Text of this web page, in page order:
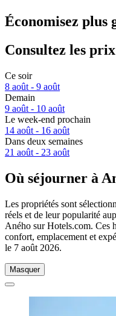
Économisez plus
Consultez les
Ce soir
8 août - 9 août
Demain
9 août - 10 août
Le week-end prochain
14 août - 16 août
Dans deux semaines
21 août - 23 août
Où séjourner à
Les propriétés sont
réels et de leur popularité
Aného sur Hotels.com. Ces
confort, emplacement et
le 7 août 2026.
Masquer